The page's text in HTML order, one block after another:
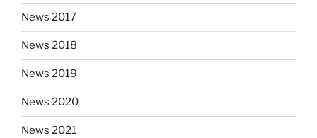
News 2017
News 2018
News 2019
News 2020
News 2021